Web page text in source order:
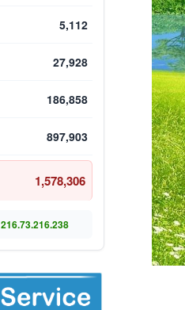
5,112
27,928
186,858
897,903
1,578,306
216.73.216.238